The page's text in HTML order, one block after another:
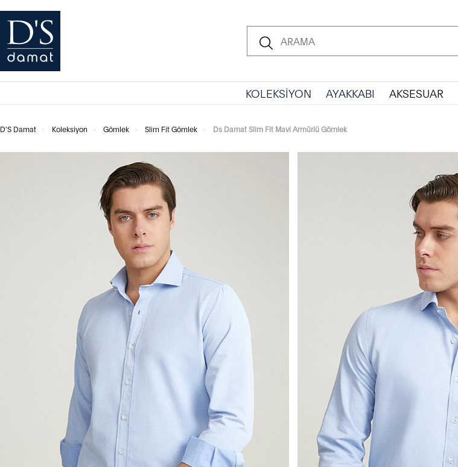
KOLEKSİYON AYAKKABI AKSESUAR
D'S Damat Koleksiyon Gömlek Slim Fit Gömlek Ds Damat Slim Fit Mavi Armürlü Gömlek